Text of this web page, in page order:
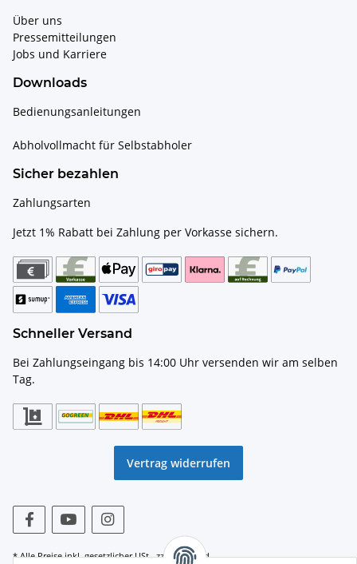
Über uns
Pressemitteilungen
Jobs und Karriere
Downloads
Bedienungsanleitungen
Abholvollmacht für Selbstabholer
Sicher bezahlen
Zahlungsarten
Jetzt 1% Rabatt bei Zahlung per Vorkasse sichern.
Schneller Versand
Bei Zahlungseingang bis 14:00 Uhr versenden wir am selben
Tag.
Vertrag widerrufen
* Alle Preise inkl. gesetzlicher USt., zzgl.Versand